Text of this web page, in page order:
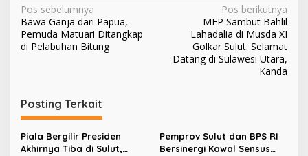
N
a
v
a
s
i
Pos sebelumnya
Bawa Ganja dari Papua,
Pemuda Matuari Ditangkap
di Pelabuhan Bitung
Pos berikutnya
MEP Sambut Bahlil
Lahadalia di Musda XI
Golkar Sulut: Selamat
Datang di Sulawesi Utara,
Kanda
Posting Terkait
Piala Bergilir Presiden
Akhirnya Tiba di Sulut,
Pemprov Sulut dan BPS RI
Bersinergi Kawal Sensus